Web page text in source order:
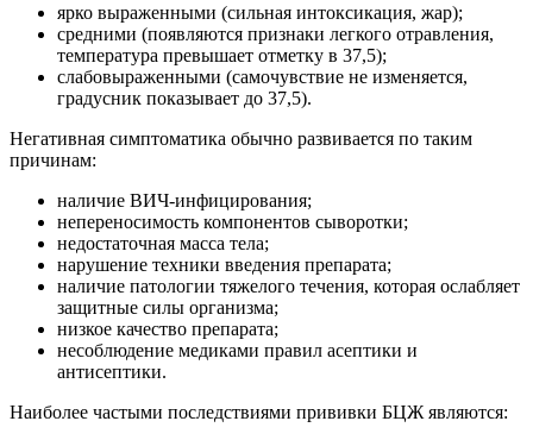
ярко выраженными (сильная интоксикация, жар);
средними (появляются признаки легкого отравления,
температура превышает отметку в 37,5);
слабовыраженными (самочувствие не изменяется,
градусник показывает до 37,5).
Негативная симптоматика обычно развивается по таким
причинам:
наличие ВИЧ-инфицирования;
непереносимость компонентов сыворотки;
недостаточная масса тела;
нарушение техники введения препарата;
наличие патологии тяжелого течения, которая ослабляет
защитные силы организма;
низкое качество препарата;
несоблюдение медиками правил асептики и
антисептики.
Наиболее частыми последствиями прививки БЦЖ являются: